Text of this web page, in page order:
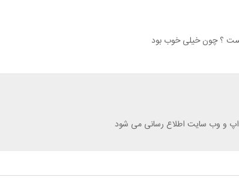
؟ چون خیلی خوب بود
اپ و وب سایت اطلاع رسانی می شود